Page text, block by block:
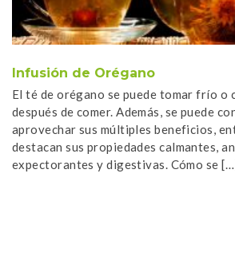
Infusión de Orégano
El té de orégano se puede tomar frío o
después de comer. Además, se puede
aprovechar sus múltiples beneficios,
destacan sus propiedades calmantes,
expectorantes y digestivas. Cómo se